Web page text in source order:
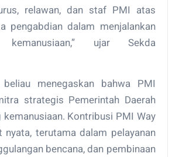
relawan, dan staf PMI atas
pengabdian dalam menjalankan
kemanusiaan,” ujar Sekda
menegaskan bahwa PMI
strategis Pemerintah Daerah
Kontribusi PMI Way
nyata, terutama dalam pelayanan
bencana, dan pembinaan